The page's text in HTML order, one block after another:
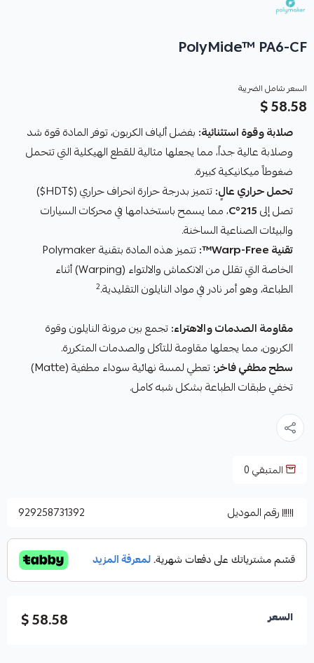
PolyMide™ PA6-CF
السعر شامل الضريبة
58.58 $
صلابة وقوة استثنائية: بفضل ألياف الكربون، توفر المادة قوة شد
وصلابة عالية جداً، مما يجعلها مثالية للقطع الهيكلية التي تتحمل
ضغوطاً ميكانيكية كبيرة.
تحمل حراري عالٍ:
تتميز بدرجة حرارة انحراف حراري ($HDT$)
تصل إلى215°C
، مما يسمح باستخدامها في محركات السيارات
والبيئات الصناعية الساخنة.
تقنية Warp-Free™:
تتميز هذه المادة بتقنية Polymaker
الخاصة التي تقلل من الانكماش والالتواء (Warping) أثناء
الطباعة، وهو أمر نادر في مواد النايلون التقليدية.2
مقاومة الصدمات والاهتراء:تجمع بين مرونة النايلون وقوة
الكربون، مما يجعلها مقاومة للتآكل والصدمات المتكررة.
سطح مطفي فاخر:
تعطي لمسة نهائية سوداء مطفية (Matte)
تخفي طبقات الطباعة بشكل شبه كامل.
المتبقي0
رقم الموديل 929258731392
السعر 58.58 $